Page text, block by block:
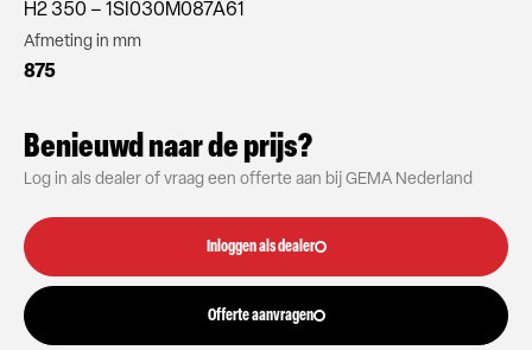
H2 350 – 1SI030M087A61
Afmeting in mm
875
Benieuwd naar de prijs?
Log in als dealer of vraag een offerte aan bij GEMA Nederland
Inloggen als dealer
Offerte aanvragen